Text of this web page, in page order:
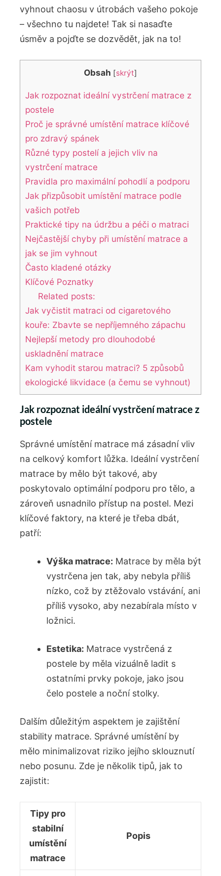
vyhnout chaosu v útrobách vašeho pokoje
– všechno tu najdete! Tak si nasaďte
úsměv a pojďte se dozvědět, jak na to!
Obsah [skrýt]
Jak rozpoznat ideální vystrčení matrace z
postele
Proč je správné umístění matrace klíčové
pro zdravý spánek
Různé typy postelí a jejich vliv na
vystrčení matrace
Pravidla pro maximální pohodlí a podporu
Jak přizpůsobit umístění matrace podle
vašich potřeb
Praktické tipy na údržbu a péči o matraci
Nejčastější chyby při umístění matrace a
jak se jim vyhnout
Často kladené otázky
Klíčové Poznatky
Related posts:
Jak vyčistit matraci od cigaretového
kouře: Zbavte se nepříjemného zápachu
Nejlepší metody pro dlouhodobé
uskladnění matrace
Kam vyhodit starou matraci? 5 způsobů
ekologické likvidace (a čemu se vyhnout)
Jak rozpoznat ideální vystrčení matrace z
postele
Správné umístění matrace má zásadní vliv
na celkový komfort lůžka. Ideální vystrčení
matrace by mělo být takové, aby
poskytovalo optimální podporu pro tělo, a
zároveň usnadnilo přístup na postel. Mezi
klíčové faktory, na které je třeba dbát,
patří:
Výška matrace: Matrace by měla být
vystrčena jen tak, aby nebyla příliš
nízko, což by ztěžovalo vstávání, ani
příliš vysoko, aby nezabírala místo v
ložnici.
Estetika: Matrace vystrčená z
postele by měla vizuálně ladit s
ostatními prvky pokoje, jako jsou
čelo postele a noční stolky.
Dalším důležitým aspektem je zajištění
stability matrace. Správné umístění by
mělo minimalizovat riziko jejího sklouznutí
nebo posunu. Zde je několik tipů, jak to
zajistit:
Tipy pro
stabilní
umístění
matrace
Popis